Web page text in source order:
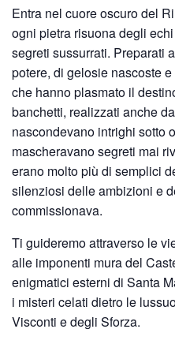
Entra nel cuore oscuro del
ogni pietra risuona degli
segreti sussurrati. Preparati
potere, di gelosie nascoste
che hanno plasmato il
banchetti, realizzati anche
nascondevano intrighi sotto
mascheravano segreti mai
erano molto più di semplici
silenziosi delle ambizioni e
commissionava.
Ti guideremo attraverso le
alle imponenti mura del
enigmatici esterni di Santa
i misteri celati dietro le
Visconti e degli Sforza.